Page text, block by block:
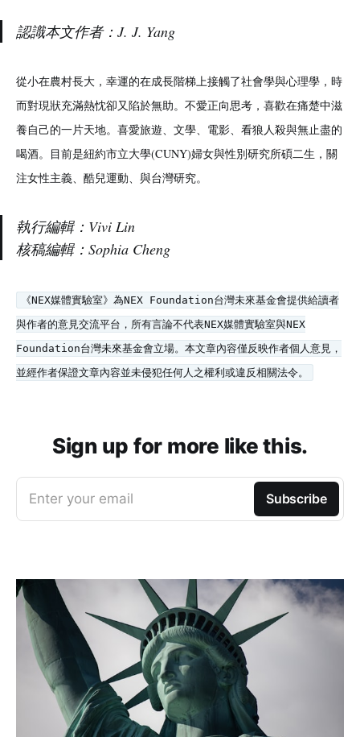
認識本文作者：J. J. Yang
從小在農村長大，幸運的在成長階梯上接觸了社會學與心理學，時
而對現狀充滿熱忱卻又陷於無助。不愛正向思考，喜歡在痛楚中滋
養自己的一片天地。喜愛旅遊、文學、電影、看狼人殺與無止盡的
喝酒。目前是紐約市立大學(CUNY)婦女與性別研究所碩二生，關
注女性主義、酷兒運動、與台灣研究。
執行編輯：Vivi Lin
核稿編輯：Sophia Cheng
《NEX媒體實驗室》為NEX Foundation台灣未來基金會提供給讀者
與作者的意見交流平台，所有言論不代表NEX媒體實驗室與NEX
Foundation台灣未來基金會立場。本文章內容僅反映作者個人意見，
並經作者保證文章內容並未侵犯任何人之權利或違反相關法令。
Sign up for more like this.
Enter your email Subscribe